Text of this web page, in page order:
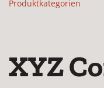
Produktkategorien
XYZ